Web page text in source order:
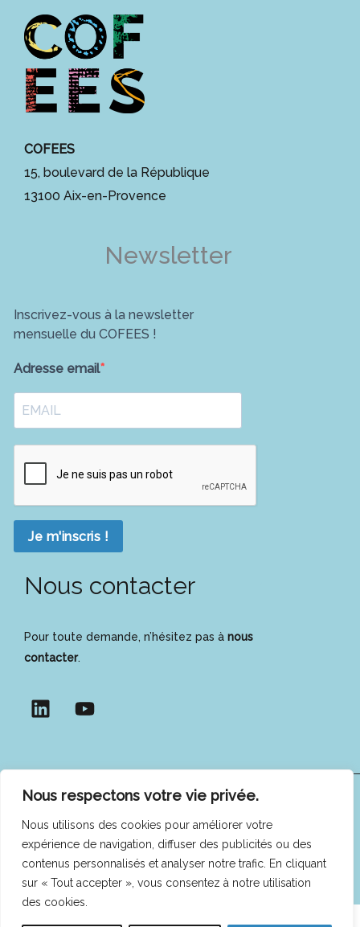
Nous respectons votre vie privée.
Nous utilisons des cookies pour améliorer votre
expérience de navigation, diffuser des publicités ou des
contenus personnalisés et analyser notre trafic. En cliquant
sur « Tout accepter », vous consentez à notre utilisation
des cookies.
COFEES
15, boulevard de la République
13100 Aix-en-Provence
Newsletter
Inscrivez-vous à la newsletter
mensuelle du COFEES !
Adresse email
Je m'inscris !
Nous contacter
Pour toute demande, n’hésitez pas à nous
contacter.
confidentialité